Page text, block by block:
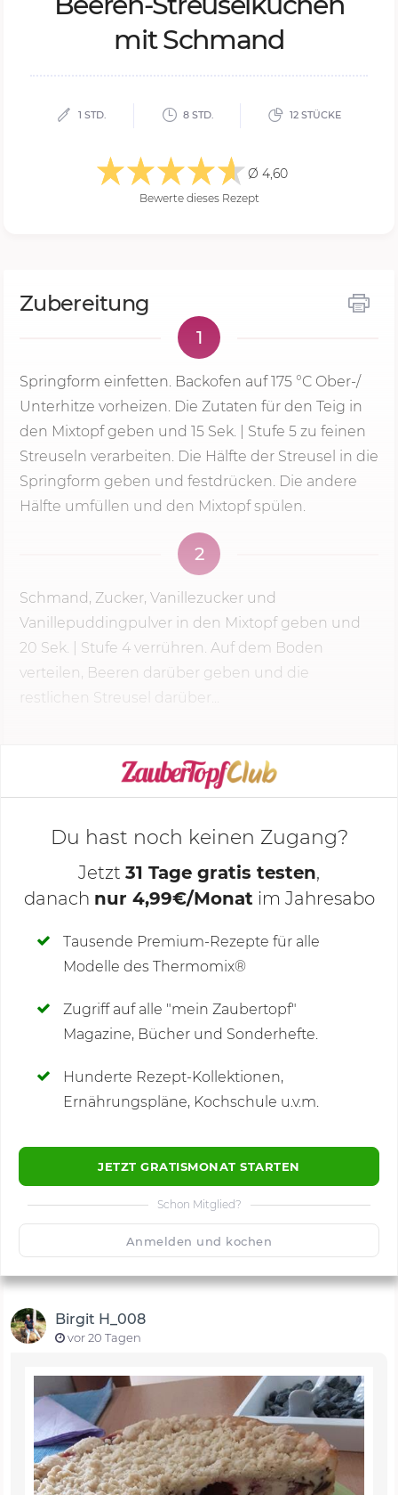
mit Schmand
1 STD. 8 STD. 12 STÜCKE
Ø 4,60
Bewerte dieses Rezept
Zubereitung
1
Springform einfetten. Backofen auf175 °C Ober-/
Unterhitze vorheizen. Die Zutaten für den Teig in
den Mixtopf geben und 15 Sek. Stufe 5 zu feinen
Streuseln verarbeiten. Die Hälfte der Streusel in die
Springform geben und festdrücken. Die andere
Hälfte umfüllen und den Mixtopf spülen.
2
Schmand, Zucker, Vanillezucker und
Vanillepuddingpulver in den Mixtopf geben und
20 Sek.
Stufe 4 verrühren. Auf dem Boden
verteilen, Beeren darüber geben und die
restlichen Streusel darüber...
KOCHMODUS STARTEN
Deine Notizen
Du hast noch keinen Zugang?
Jetzt 31 Tage gratis testen,
danach nur 4,99€/Monat im Jahresabo
Tausende Premium-Rezepte für alle
Modelle des Thermomix®
Zugriff auf alle "mein Zaubertopf"
Magazine, Bücher und Sonderhefte.
Hunderte Rezept-Kollektionen,
Ernährungspläne, Kochschule u.v.m.
JETZT GRATISMONAT STARTEN
Schon Mitglied?
Anmelden und kochen
Kommentare(25)
🙂 Speichern
Birgit H_008
vor 20 Tagen